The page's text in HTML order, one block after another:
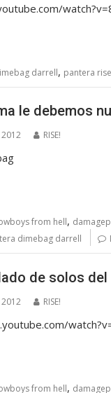
darrell, pantera rise
le debemos
RISE!
from hell,
dimebag darrell
de solos del
RISE!
from hell,